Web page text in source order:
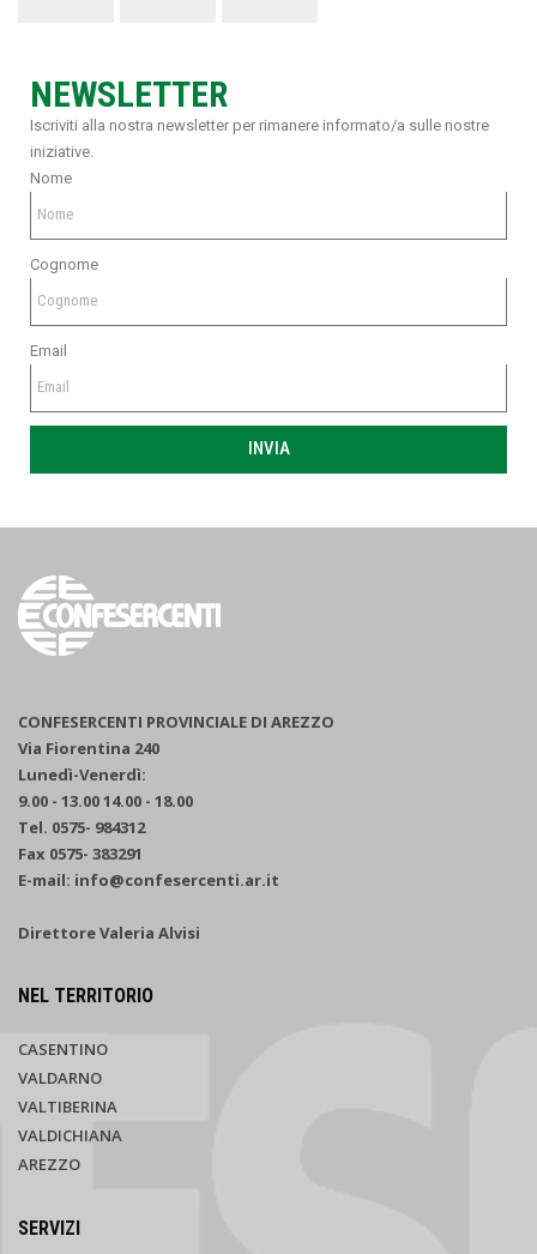
NEWSLETTER
Iscriviti alla nostra newsletter per rimanere informato/a sulle nostre
iniziative.
Nome
Cognome
Email
INVIA
CONFESERCENTI PROVINCIALE DI AREZZO
Via Fiorentina 240
Lunedì-Venerdì:
9.00 - 13.00 14.00 - 18.00
Tel. 0575- 984312
Fax 0575- 383291
E-mail: info@confesercenti.ar.it
Direttore Valeria Alvisi
NEL TERRITORIO
CASENTINO
VALDARNO
VALTIBERINA
VALDICHIANA
AREZZO
SERVIZI